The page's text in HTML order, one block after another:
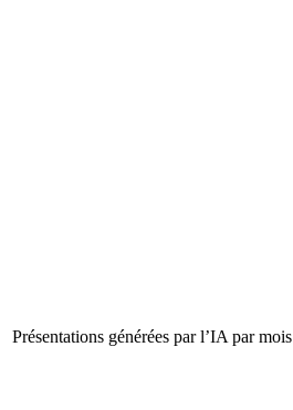
Présentations générées par l’IA par mois